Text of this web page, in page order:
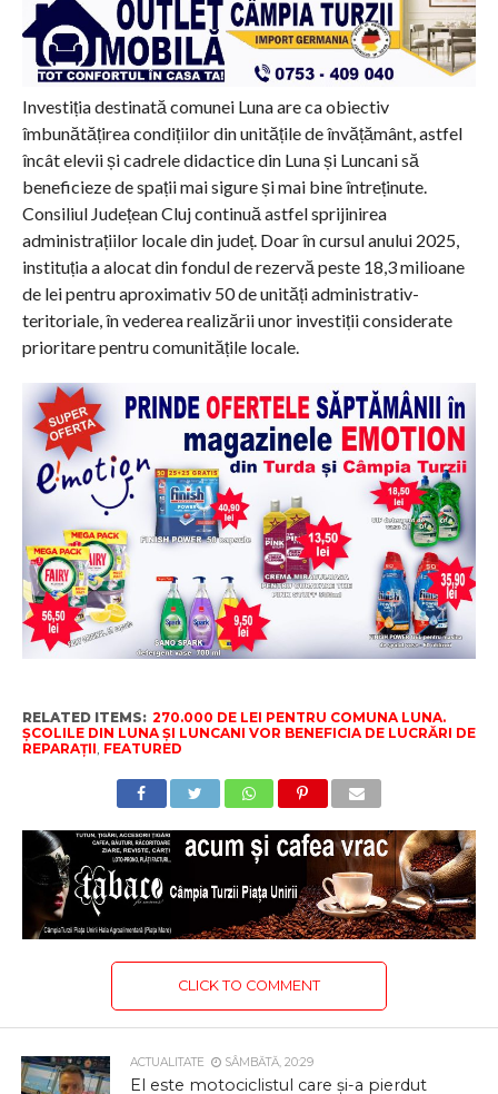
Investiția destinată comunei Luna are ca obiectiv
îmbunătățirea condițiilor din unitățile de învățământ, astfel
încât elevii și cadrele didactice din Luna și Luncani să
beneficieze de spații mai sigure și mai bine întreținute.
Consiliul Județean Cluj continuă astfel sprijinirea
administrațiilor locale din județ. Doar în cursul anului 2025,
instituția a alocat din fondul de rezervă peste 18,3 milioane
de lei pentru aproximativ 50 de unități administrativ-
teritoriale, în vederea realizării unor investiții considerate
prioritare pentru comunitățile locale.
RELATED ITEMS: 270.000 DE LEI PENTRU COMUNA LUNA.
ȘCOLILE DIN LUNA ȘI LUNCANI VOR BENEFICIA DE LUCRĂRI DE
REPARAȚII, FEATURED
CLICK TO COMMENT
ACTUALITATE SÂMBĂTĂ, 20:29
El este motociclistul care și-a pierdut